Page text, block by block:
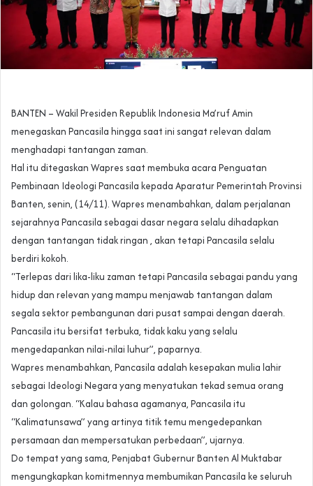
BANTEN – Wakil Presiden Republik Indonesia Ma’ruf Amin
menegaskan Pancasila hingga saat ini sangat relevan dalam
menghadapi tantangan zaman.
Hal itu ditegaskan Wapres saat membuka acara Penguatan
Pembinaan Ideologi Pancasila kepada Aparatur Pemerintah Provinsi
Banten, senin, (14/11). Wapres menambahkan, dalam perjalanan
sejarahnya Pancasila sebagai dasar negara selalu dihadapkan
dengan tantangan tidak ringan , akan tetapi Pancasila selalu
berdiri kokoh.
“Terlepas dari lika-liku zaman tetapi Pancasila sebagai pandu yang
hidup dan relevan yang mampu menjawab tantangan dalam
segala sektor pembangunan dari pusat sampai dengan daerah.
Pancasila itu bersifat terbuka, tidak kaku yang selalu
mengedapankan nilai-nilai luhur”, paparnya.
Wapres menambahkan, Pancasila adalah kesepakan mulia lahir
sebagai Ideologi Negara yang menyatukan tekad semua orang
dan golongan. “Kalau bahasa agamanya, Pancasila itu
“Kalimatunsawa” yang artinya titik temu mengedepankan
persamaan dan mempersatukan perbedaan”, ujarnya.
Do tempat yang sama, Penjabat Gubernur Banten Al Muktabar
mengungkapkan komitmennya membumikan Pancasila ke seluruh